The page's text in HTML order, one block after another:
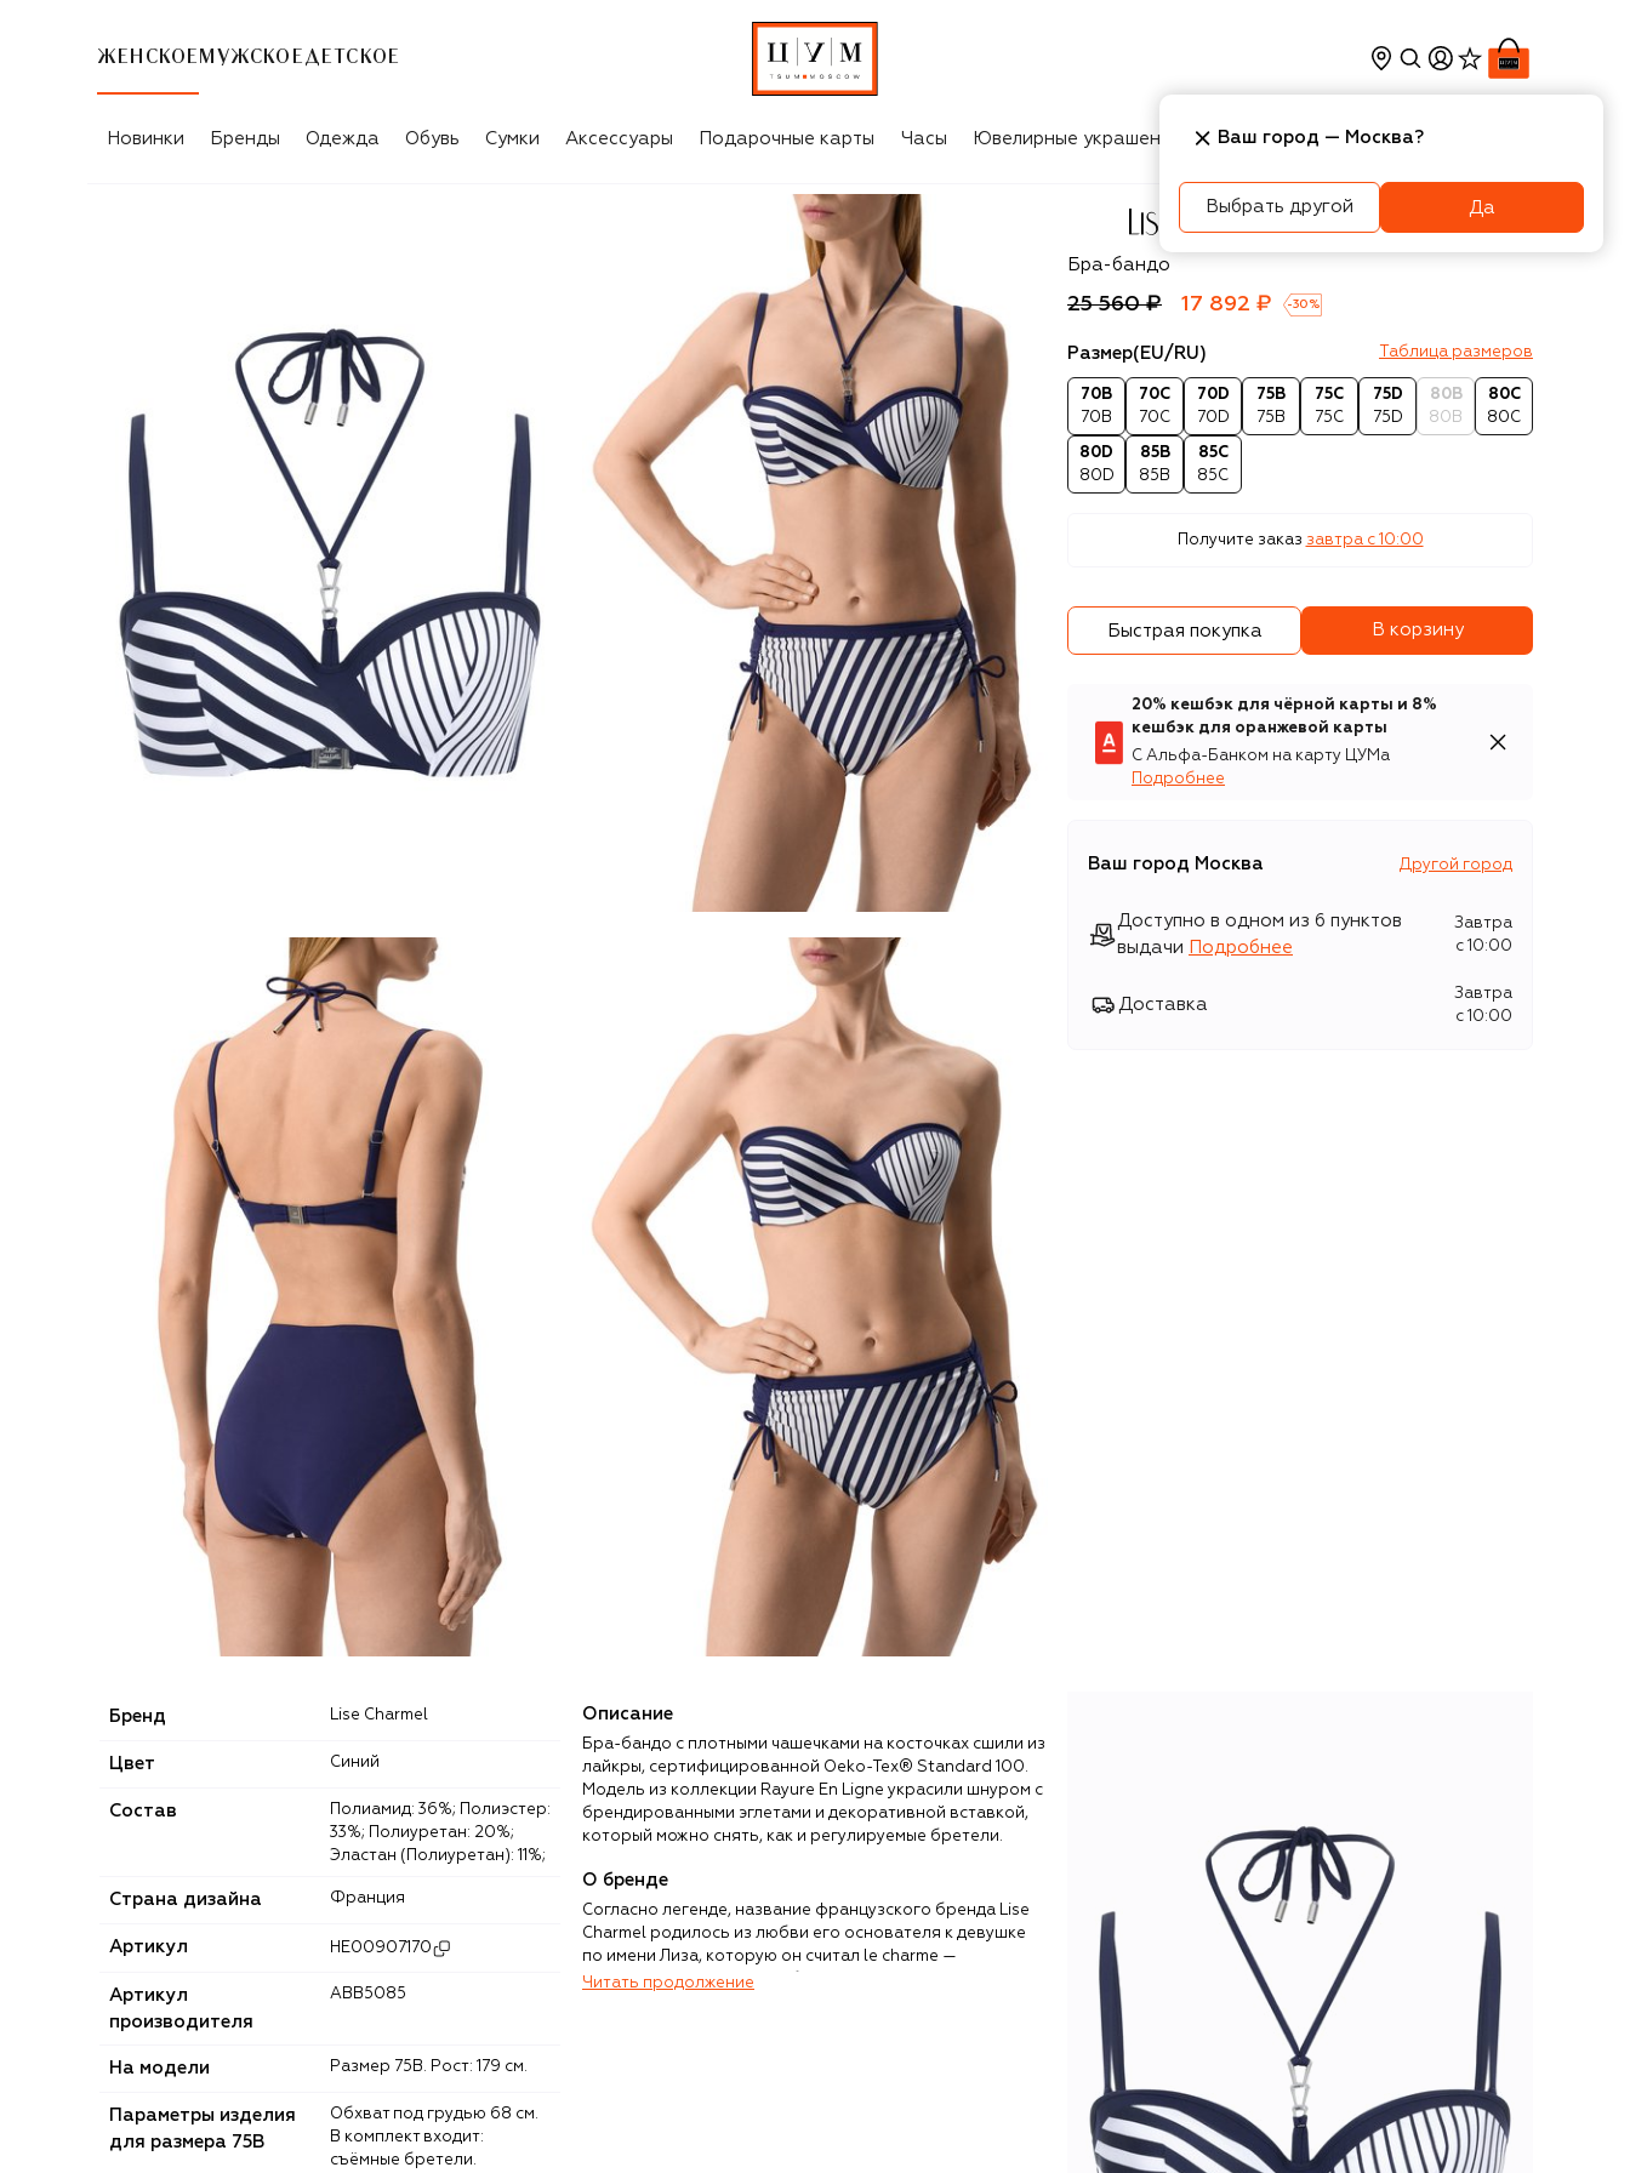
ЖЕНСКОЕ МУЖСКОЕ ДЕТСКОЕ
Новинки Бренды Одежда Обувь Сумки Аксессуары Подарочные карты Часы Ювелирные украшения Косметика Интерьер
Lise Charmel
Бра-бандо
25 560 ₽ 17 892 ₽ -30 %
Размер(EU/RU) Таблица размеров
70B
70B
70C
70C
70D
70D
75B
75B
75C
75C
75D
75D
80B
80B
80C
80C
80D
80D
85B
85B
85C
85C
Получите заказ завтра c 10:00
Быстрая покупка В корзину
20% кешбэк для чёрной карты и 8%
кешбэк для оранжевой карты
С Альфа-Банком на карту ЦУМа
Подробнее
Ваш город Москва Другой город
Доступно в одном из 6 пунктов
выдачи
Подробнее
Завтра
c 10:00
Доставка
Завтра
c 10:00
Бренд Lise Charmel
Цвет Синий
Состав
33%; Полиуретан: 20%;
Эластан (Полиуретан): 11%;
Страна дизайна Франция
Артикул HE00907170
Артикул
производителя
ABB5085
На модели Размер 75B. Рост: 179 см.
Параметры изделия
для размера 75B
Обхват под грудью 68 см.
В комплект входит:
съёмные бретели.
Описание
Бра-бандо с плотными чашечками на косточках сшили из
лайкры, сертифицированной Oeko-Tex® Standard 100.
Модель из коллекции Rayure En Ligne украсили шнуром с
брендированными эглетами и декоративной вставкой,
который можно снять, как и регулируемые бретели.
О бренде
Согласно легенде, название французского бренда Lise
Charmel родилось из любви его основателя к девушке
по имени Лиза, которую он считал le charme —
очарованием. С 1950-х небольшое ателье в Лионе,
Читать продолжение
Ваш город — Москва?
Выбрать другой Да